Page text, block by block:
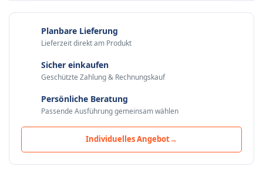
Planbare Lieferung
Lieferzeit direkt am Produkt
Sicher einkaufen
Geschützte Zahlung & Rechnungskauf
Persönliche Beratung
Passende Ausführung gemeinsam wählen
Individuelles Angebot→